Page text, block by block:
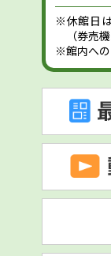
※休館日
（券売
※館内への